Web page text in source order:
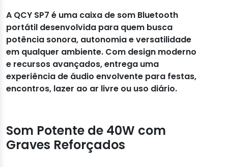
A QCY SP7 é uma caixa de som Bluetooth
portátil desenvolvida para quem busca
potência sonora, autonomia e versatilidade
em qualquer ambiente. Com design moderno
e recursos avançados, entrega uma
experiência de áudio envolvente para festas,
encontros, lazer ao ar livre ou uso diário.
Som Potente de 40W com
Graves Reforçados